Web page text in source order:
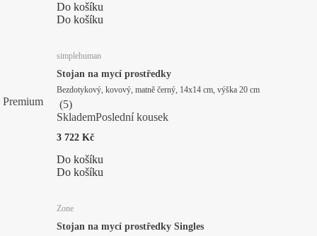
Do košíku
Do košíku
Premium
simplehuman
Stojan na mycí prostředky
Bezdotykový, kovový, matně černý, 14x14 cm, výška 20 cm
(5)
SklademPoslední kousek
3 722 Kč
Do košíku
Do košíku
Zone
Stojan na mycí prostředky Singles